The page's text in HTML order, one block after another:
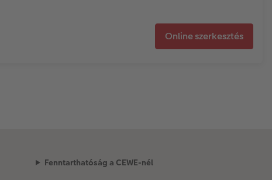
Online szerkesztés
Fenntarthatóság a CEWE-nél